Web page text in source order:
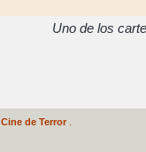
Uno de los
Cine de Terror.